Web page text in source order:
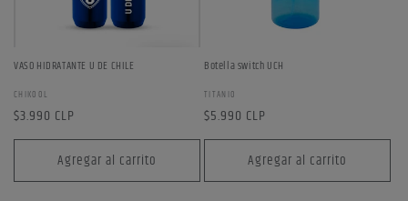
VASO HIDRATANTE U DE CHILE
Proveedor:
CHIKOOL
Precio
habitual
$3.990 CLP
Agregar al carrito
Botella switch UCH
Proveedor:
TITANIO
Precio
habitual
$5.990 CLP
Agregar al carrito